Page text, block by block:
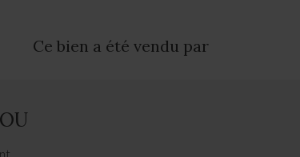
Ce bien a été vendu par